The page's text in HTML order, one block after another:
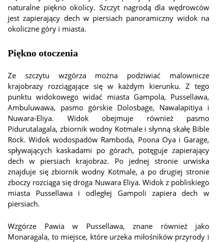
naturalne piękno okolicy. Szczyt nagrodą dla wędrowców
jest zapierający dech w piersiach panoramiczny widok na
okoliczne góry i miasta.
Piękno otoczenia
Ze szczytu wzgórza można podziwiać malownicze
krajobrazy rozciągające się w każdym kierunku. Z tego
punktu widokowego widać miasta Gampola, Pussellawa,
Ambuluwawa, pasmo górskie Dolosbage, Nawalapitiya i
Nuwara-Eliya. Widok obejmuje również pasmo
Pidurutalagala, zbiornik wodny Kotmale i słynną skałę Bible
Rock. Widok wodospadów Ramboda, Poona Oya i Garage,
spływających kaskadami po górach, potęguje zapierający
dech w piersiach krajobraz. Po jednej stronie urwiska
znajduje się zbiornik wodny Kotmale, a po drugiej stronie
zboczy rozciąga się droga Nuwara Eliya. Widok z pobliskiego
miasta Pussellawa i odległej Gampoli zapiera dech w
piersiach.
Wzgórze Pawia w Pussellawa, znane również jako
Monaragala, to miejsce, które urzeka miłośników przyrody i